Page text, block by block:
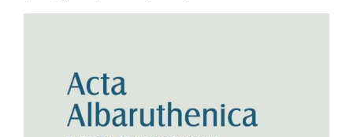
Terminy
Dokumenty